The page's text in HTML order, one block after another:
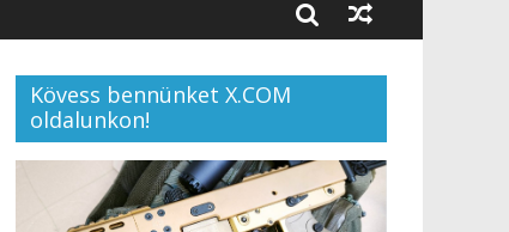
Kövess bennünket X.COM
oldalunkon!